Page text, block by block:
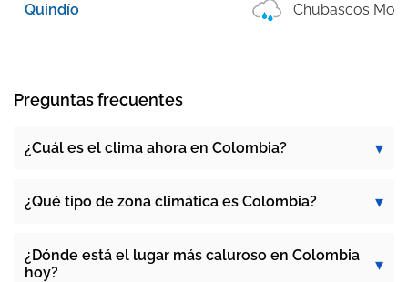
Quindío Chubascos
Preguntas frecuentes
¿Cuál es el clima ahora en Colombia?
¿Qué tipo de zona climática es Colombia?
¿Dónde está el lugar más caluroso en Colombia
hoy?